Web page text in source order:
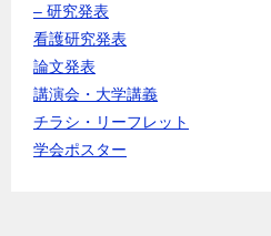
– 研究発表
看護研究発表
論文発表
講演会・大学講義
チラシ・リーフレット
学会ポスター